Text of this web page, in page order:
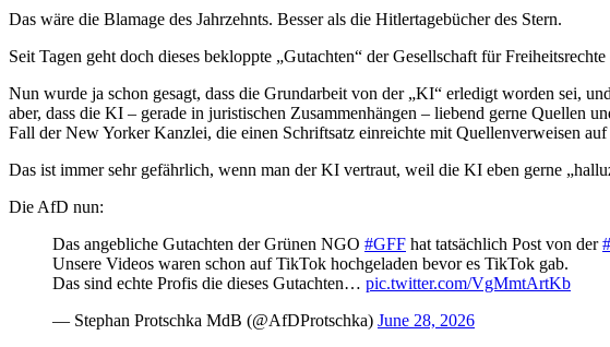
Das wäre die Blamage des Jahrzehnts. Besser als die Hitlertagebücher des Stern.
Seit Tagen geht doch dieses bekloppte „Gutachten“ der Gesellschaft für
Nun wurde ja schon gesagt, dass die Grundarbeit von der „KI“ erledigt worden sei,
aber, dass die KI – gerade in juristischen Zusammenhängen – liebend gerne Quellen
Fall der New Yorker Kanzlei, die einen Schriftsatz einreichte mit Quellenverweisen
Das ist immer sehr gefährlich, wenn man der KI vertraut, weil die KI eben gerne
Die AfD nun:
Das angebliche Gutachten der Grünen NGO #GFF hat tatsächlich Post von der
Unsere Videos waren schon auf TikTok hochgeladen bevor es TikTok gab.
Das sind echte Profis die dieses Gutachten… pic.twitter.com/VgMmtArtKb
— Stephan Protschka MdB (@AfDProtschka) June 28, 2026